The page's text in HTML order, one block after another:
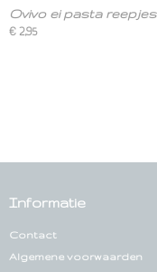
Ovivo ei pasta reepjes
€ 2,95
Informatie
Contact
Algemene voorwaarden